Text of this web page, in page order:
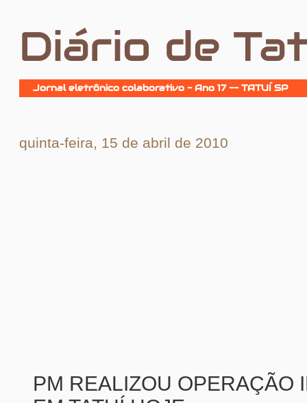
Diário de
Jornal eletrônico colaborativo - Ano 17 -- TATUÍ SP
quinta-feira, 15 de abril de 2010
PM REALIZOU OPERAÇÃO